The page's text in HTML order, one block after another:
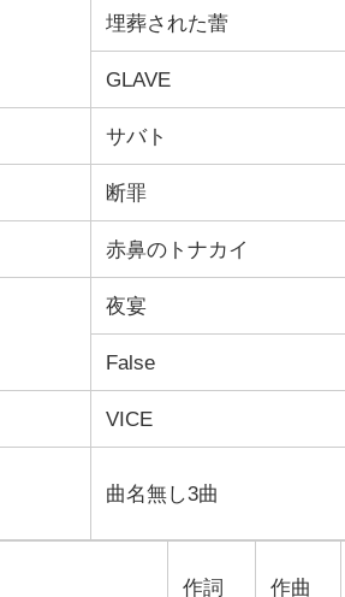
埋葬された蕾
GLAVE
サバト
断罪
赤鼻のトナカイ
夜宴
False
VICE
曲名無し3曲
作詞 作曲